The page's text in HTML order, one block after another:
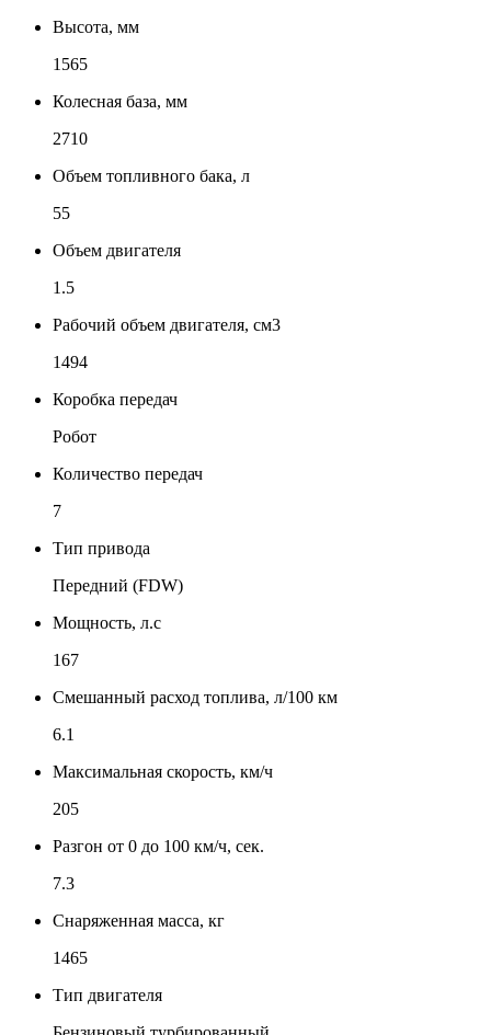
Высота, мм
1565
Колесная база, мм
2710
Объем топливного бака, л
55
Объем двигателя
1.5
Рабочий объем двигателя, см3
1494
Коробка передач
Робот
Количество передач
7
Тип привода
Передний (FDW)
Мощность, л.с
167
Смешанный расход топлива, л/100 км
6.1
Максимальная скорость, км/ч
205
Разгон от 0 до 100 км/ч, сек.
7.3
Снаряженная масса, кг
1465
Тип двигателя